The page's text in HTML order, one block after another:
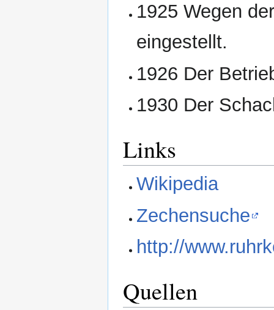
1925 Wegen
eingestellt.
1926 Der
1930 Der
Links
Wikipedia
Zechensuche
http://
Quellen